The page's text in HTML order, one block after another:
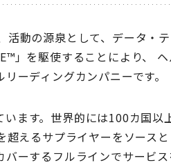
動の源泉として、データ・
」を駆使することにより、
ーディングカンパニーです。
ます。世界的には100カ国以
えるサプライヤーをソース
ーするフルラインでサービ